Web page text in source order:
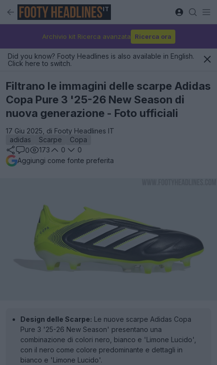
IT
Archivio kit Ricerca avanzata Ricerca ora
Did you know? Footy Headlines is also available in English.
Click here to switch.
Filtrano le immagini delle scarpe Adidas
Copa Pure 3 '25-26 New Season di
nuova generazione - Foto ufficiali
17 Giu 2025, di Footy Headlines IT
adidas
Scarpe
Copa
0
173 0
0
Aggiungi come fonte preferita
Design delle Scarpe: Le nuove scarpe Adidas Copa
Pure 3 '25-26 New Season' presentano una
combinazione di colori nero, bianco e 'Limone Lucido',
con il nero come colore predominante e dettagli in
bianco e 'Limone Lucido'.